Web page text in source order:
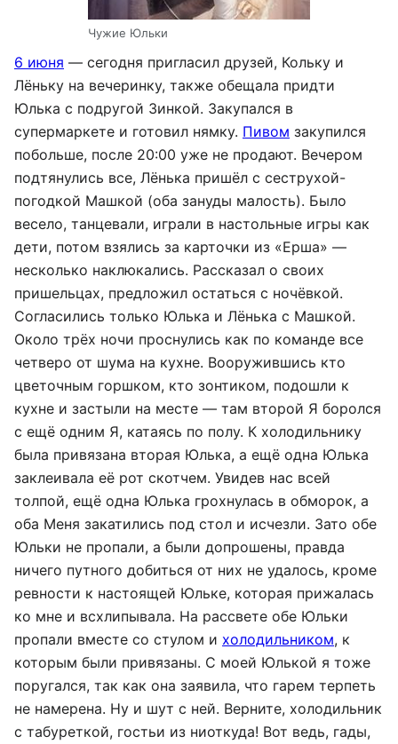
Чужие Юльки
6 июня — сегодня пригласил друзей, Кольку и
Лёньку на вечеринку, также обещала придти
Юлька с подругой Зинкой. Закупался в
супермаркете и готовил нямку. Пивом закупился
побольше, после 20:00 уже не продают. Вечером
подтянулись все, Лёнька пришёл с сеструхой-
погодкой Машкой (оба зануды малость). Было
весело, танцевали, играли в настольные игры как
дети, потом взялись за карточки из «Ерша» —
несколько наклюкались. Рассказал о своих
пришельцах, предложил остаться с ночёвкой.
Согласились только Юлька и Лёнька с Машкой.
Около трёх ночи проснулись как по команде все
четверо от шума на кухне. Вооружившись кто
цветочным горшком, кто зонтиком, подошли к
кухне и застыли на месте — там второй Я боролся
с ещё одним Я, катаясь по полу. К холодильнику
была привязана вторая Юлька, а ещё одна Юлька
заклеивала её рот скотчем. Увидев нас всей
толпой, ещё одна Юлька грохнулась в обморок, а
оба Меня закатились под стол и исчезли. Зато обе
Юльки не пропали, а были допрошены, правда
ничего путного добиться от них не удалось, кроме
ревности к настоящей Юльке, которая прижалась
ко мне и всхлипывала. На рассвете обе Юльки
пропали вместе со стулом и холодильником, к
которым были привязаны. С моей Юлькой я тоже
поругался, так как она заявила, что гарем терпеть
не намерена. Ну и шут с ней. Верните, холодильник
с табуреткой, гостьи из ниоткуда! Вот ведь, гады,